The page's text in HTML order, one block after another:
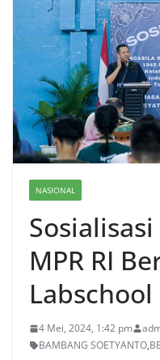
NASIONAL
MPR RI
4 Mei, 2024, 1:42 pm
BAMBANG SOETYANTO,